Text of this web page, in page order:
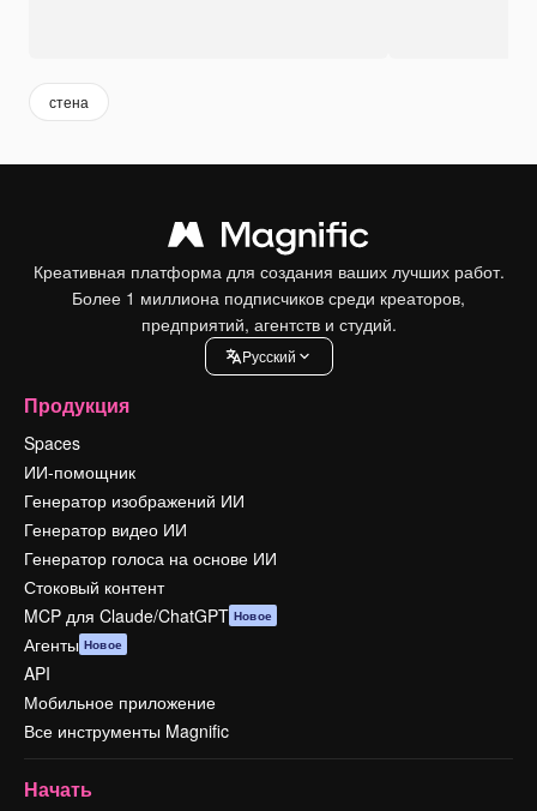
стена
Креативная платформа для создания ваших лучших работ.
Более 1 миллиона подписчиков среди креаторов,
предприятий, агентств и студий.
Pусский
Продукция
Spaces
ИИ-помощник
Генератор изображений ИИ
Генератор видео ИИ
Генератор голоса на основе ИИ
Стоковый контент
MCP для Claude/ChatGPT Новое
Агенты Новое
API
Мобильное приложение
Все инструменты Magnific
Начать